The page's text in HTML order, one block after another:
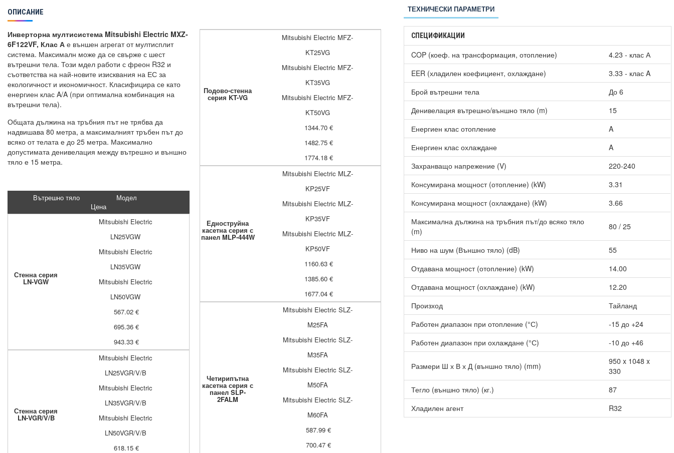
ОПИСАНИЕ
Инверторна мултисистема Mitsubishi Electric MXZ-
6F122VF, Клас А е външен агрегат от мултисплит
система. Максималн може да се свърже с шест
вътрешни тела. Този мдел работи с фреон R32 и
съответства на най-новите изисквания на ЕС за
екологичност и икономичност. Класифицира се като
енергиен клас A/A (при оптимална комбинация на
вътрешни тела).
Общата дължина на тръбния път не трябва да
надвишава 80 метра, а максималният тръбен път до
всяко от телата е до 25 метра. Максимално
допустимата денивелация между вътрешно и външно
тяло е 15 метра.
Вътрешно тяло
Модел
Цена
Стенна серия
LN-VGW
Mitsubishi Electric
LN25VGW
Mitsubishi Electric
LN35VGW
Mitsubishi Electric
LN50VGW
567.02 €
695.36 €
943.33 €
Стенна серия
LN-VGR/V/B
Mitsubishi Electric
LN25VGR/V/B
Mitsubishi Electric
LN35VGR/V/B
Mitsubishi Electric
LN50VGR/V/B
618.15 €
Подово-стенна
серия KT-VG
Mitsubishi Electric MFZ-
KT25VG
Mitsubishi Electric MFZ-
KT35VG
Mitsubishi Electric MFZ-
KT50VG
1344.70 €
1482.75 €
1774.18 €
Едноструйна
касетна серия с
панел MLP-444W
Mitsubishi Electric MLZ-
KP25VF
Mitsubishi Electric MLZ-
KP35VF
Mitsubishi Electric MLZ-
KP50VF
1160.63 €
1385.60 €
1677.04 €
Четирипътна
касетна серия с
панел SLP-
2FALM
Mitsubishi Electric SLZ-
M25FA
Mitsubishi Electric SLZ-
M35FA
Mitsubishi Electric SLZ-
M50FA
Mitsubishi Electric SLZ-
M60FA
587.99 €
700.47 €
ТЕХНИЧЕСКИ ПАРАМЕТРИ
СПЕЦИФИКАЦИИ
COP (коеф. на трансформация, отопление)
4.23 - клас А
EER (хладилен коефициент, охлаждане)
3.33 - клас A
Брой вътрешни тела
До 6
Денивелация вътрешно/външно тяло (m)
15
Енергиен клас отопление
A
Енергиен клас охлаждане
A
Захранващо напрежение (V)
220-240
Консумирана мощност (отопление) (kW)
3.31
Консумирана мощност (охлаждане) (kW)
3.66
Максимална дължина на тръбния път/до всяко тяло
(m)
80 / 25
Ниво на шум (Външно тяло) (dB)
55
Отдавана мощност (отопление) (kW)
14.00
Отдавана мощност (охлаждане) (kW)
12.20
Произход
Тайланд
Работен диапазон при отопление (°С)
-15 до +24
Работен диапазон при охлаждане (°С)
-10 до +46
Размери Ш х В х Д (външно тяло) (mm)
950 x 1048 x
330
Тегло (външно тяло) (кг.)
87
Хладилен агент
R32